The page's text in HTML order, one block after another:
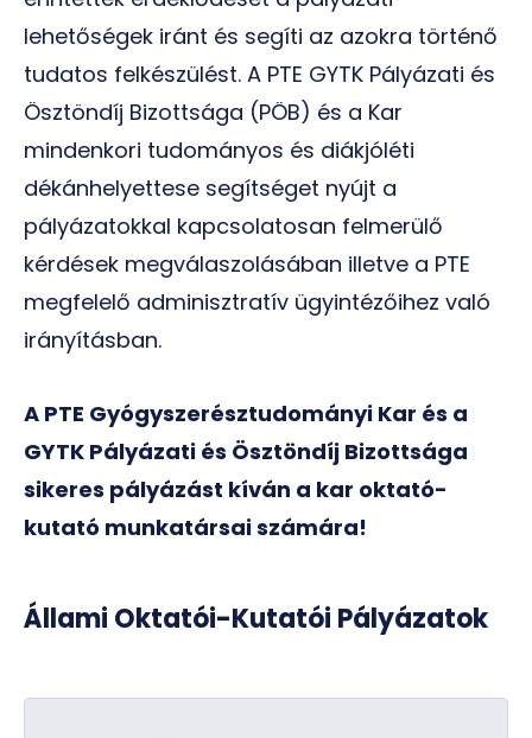
lehetőségek iránt és segíti az azokra történő
tudatos felkészülést. A PTE GYTK Pályázati és
Ösztöndíj Bizottsága (PÖB) és a Kar
mindenkori tudományos és diákjóléti
dékánhelyettese segítséget nyújt a
pályázatokkal kapcsolatosan felmerülő
kérdések megválaszolásában illetve a PTE
megfelelő adminisztratív ügyintézőihez való
irányításban.
A PTE Gyógyszerésztudományi Kar és a
GYTK Pályázati és Ösztöndíj Bizottsága
sikeres pályázást kíván a kar oktató-
kutató munkatársai számára!
Állami Oktatói-Kutatói Pályázatok